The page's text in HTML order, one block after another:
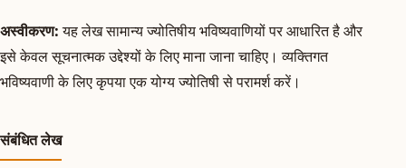
अस्वीकरण:यह लेख सामान्य ज्योतिषीय भविष्यवाणियों पर आधारित है और
इसे केवल सूचनात्मक उद्देश्यों के लिए माना जाना चाहिए। व्यक्तिगत
भविष्यवाणी के लिए कृपया एक योग्य ज्योतिषी से परामर्श करें।
संबंधित लेख